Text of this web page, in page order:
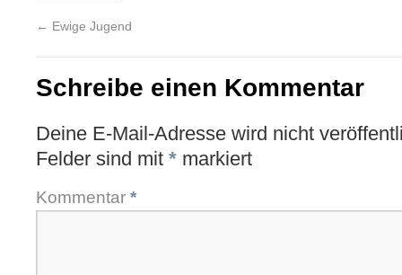
← Ewige Jugend
Schreibe einen Kommentar
Deine E-Mail-Adresse wird nicht
Felder sind mit * markiert
Kommentar *